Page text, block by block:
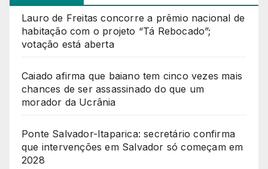
Lauro de Freitas concorre a prêmio nacional de
habitação com o projeto “Tá Rebocado”;
votação está aberta
Caiado afirma que baiano tem cinco vezes mais
chances de ser assassinado do que um
morador da Ucrânia
Ponte Salvador-Itaparica: secretário confirma
que intervenções em Salvador só começam em
2028